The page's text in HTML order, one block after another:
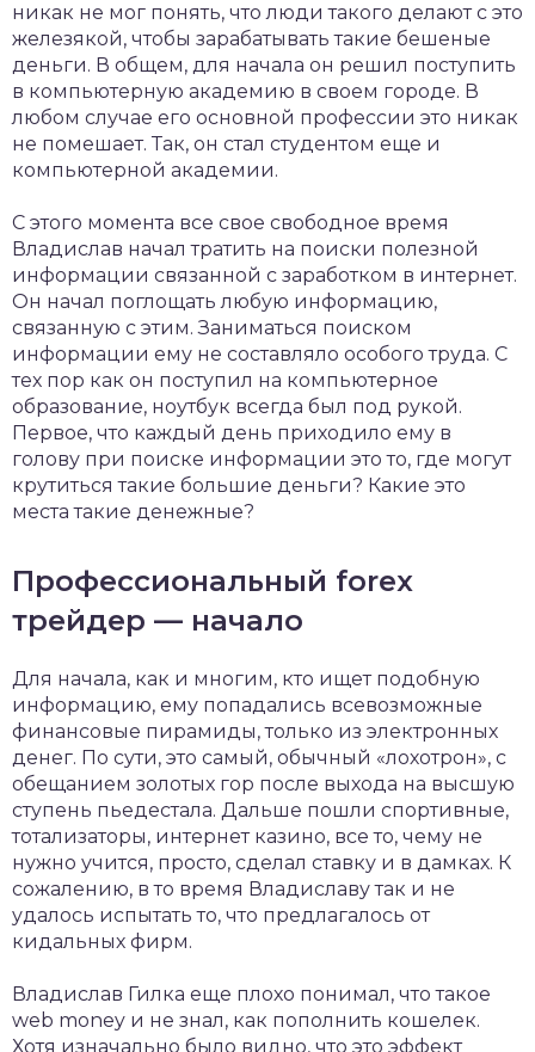
никак не мог понять, что люди такого делают с это
железякой, чтобы зарабатывать такие бешеные
деньги. В общем, для начала он решил поступить
в компьютерную академию в своем городе. В
любом случае его основной профессии это никак
не помешает. Так, он стал студентом еще и
компьютерной академии.
С этого момента все свое свободное время
Владислав начал тратить на поиски полезной
информации связанной с заработком в интернет.
Он начал поглощать любую информацию,
связанную с этим. Заниматься поиском
информации ему не составляло особого труда. С
тех пор как он поступил на компьютерное
образование, ноутбук всегда был под рукой.
Первое, что каждый день приходило ему в
голову при поиске информации это то, где могут
крутиться такие большие деньги? Какие это
места такие денежные?
Профессиональный forex
трейдер — начало
Для начала, как и многим, кто ищет подобную
информацию, ему попадались всевозможные
финансовые пирамиды, только из электронных
денег. По сути, это самый, обычный «лохотрон», с
обещанием золотых гор после выхода на высшую
ступень пьедестала. Дальше пошли спортивные,
тотализаторы, интернет казино, все то, чему не
нужно учится, просто, сделал ставку и в дамках. К
сожалению, в то время Владиславу так и не
удалось испытать то, что предлагалось от
кидальных фирм.
Владислав Гилка еще плохо понимал, что такое
web money и не знал, как пополнить кошелек.
Хотя изначально было видно, что это эффект